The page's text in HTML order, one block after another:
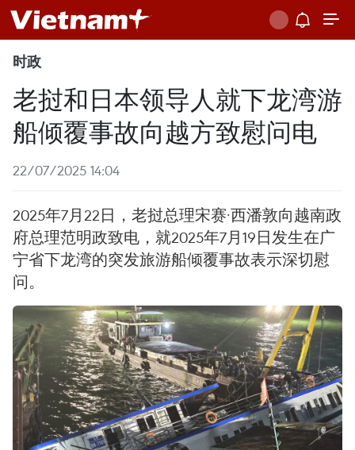
时政
老挝和日本领导人就下龙湾游
船倾覆事故向越方致慰问电
22/07/2025 14:04
2025年7月22日，老挝总理宋赛·西潘敦向越南政
府总理范明政致电，就2025年7月19日发生在广
宁省下龙湾的突发旅游船倾覆事故表示深切慰
问。